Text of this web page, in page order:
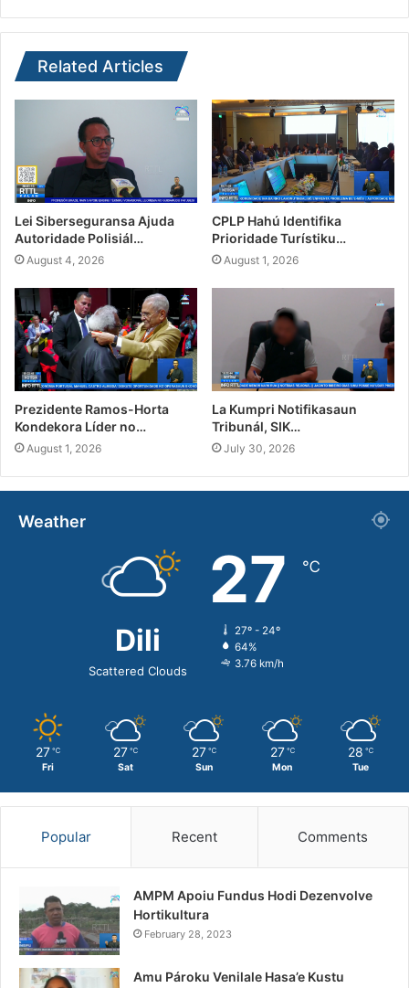
Related Articles
Lei Siberseguransa Ajuda
Autoridade Polisiál…
August 4, 2026
CPLP Hahú Identifika
Prioridade Turístiku…
August 1, 2026
Prezidente Ramos-Horta
Kondekora Líder no…
August 1, 2026
La Kumpri Notifikasaun
Tribunál, SIK…
July 30, 2026
Weather
Dili
Scattered Clouds
27 ℃
27º - 24º
64%
3.76 km/h
27 ℃
Fri
27 ℃
Sat
27 ℃
Sun
27 ℃
Mon
28 ℃
Tue
Popular Recent Comments
AMPM Apoiu Fundus Hodi Dezenvolve
Hortikultura
February 28, 2023
Amu Pároku Venilale Hasa’e Kustu